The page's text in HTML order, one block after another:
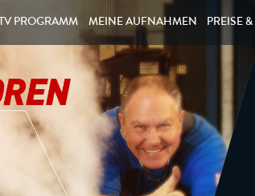
TV PROGRAMM MEINE AUFNAHMEN PREISE &